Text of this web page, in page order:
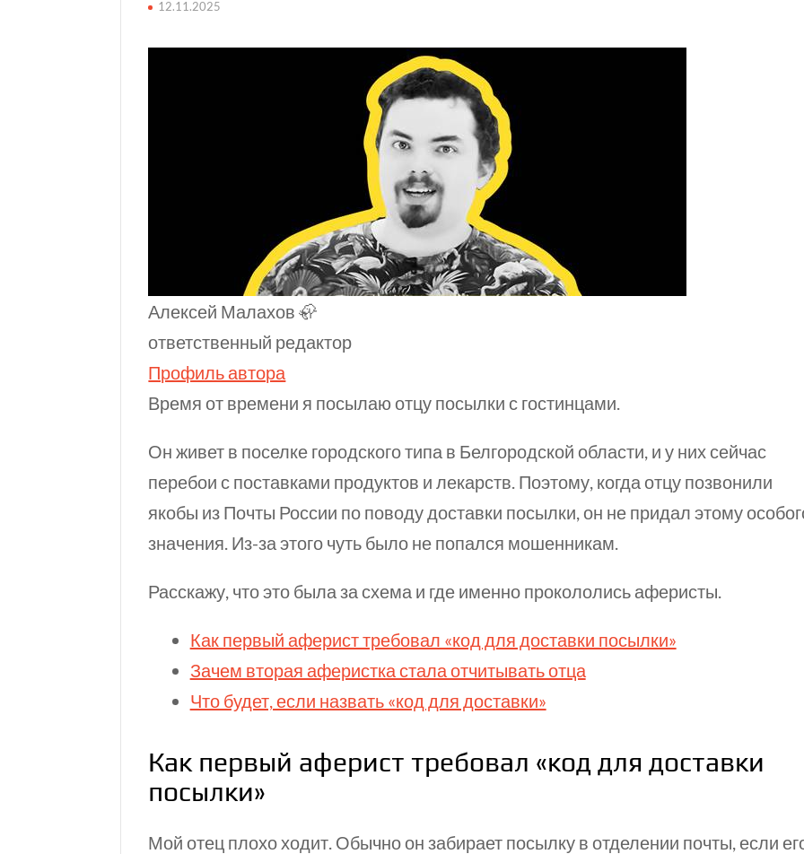
12.11.2025
Алексей Малахов 🦣
ответственный редактор
Профиль автора
Время от времени я посылаю отцу посылки с гостинцами.
Он живет в поселке городского типа в Белгородской области, и у них сейчас
перебои с поставками продуктов и лекарств. Поэтому, когда отцу позвонили
якобы из Почты России по поводу доставки посылки, он не придал этому
значения. Из-заэтого чуть было не попался мошенникам.
Расскажу, что это была за схема и где именно прокололись аферисты.
Как первый аферист требовал «код для доставки посылки»
Зачем вторая аферистка стала отчитывать отца
Что будет, если назвать «код для доставки»
Как первый аферист требовал «код для доставки
посылки»
Мой отец плохо ходит. Обычно он забирает посылку в отделении почты, если